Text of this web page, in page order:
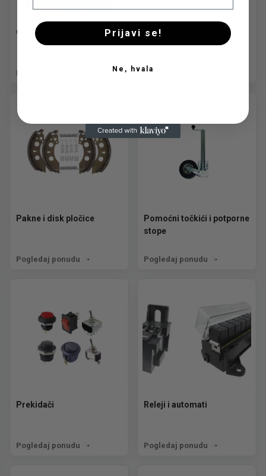
Održavanje i nega
Pogledaj ponudu
Ostali delovi
Pogledaj ponudu
Pakne i disk pločice
Pogledaj ponudu
Pomoćni točkići i potporne
stope
Pogledaj ponudu
Prekidači
Pogledaj ponudu
Releji i automati
Pogledaj ponudu
Prijavi se!
Ne, hvala